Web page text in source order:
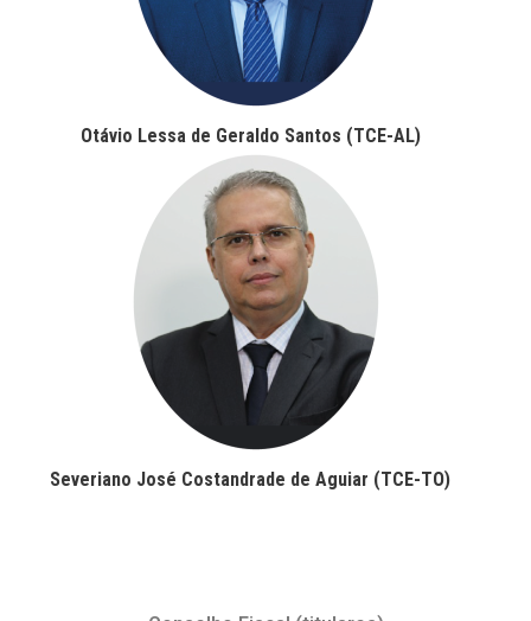
Otávio Lessa de Geraldo Santos (TCE-AL)
Severiano José Costandrade de Aguiar (TCE-TO)